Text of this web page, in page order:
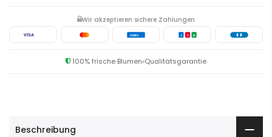
Wir akzeptieren sichere Zahlungen
VISA AMEX J C B
100% frische Blumen Qualitätsgarantie
Beschreibung